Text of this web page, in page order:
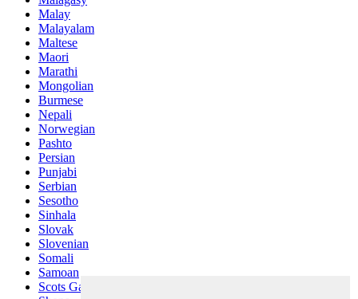
Malay
Malayalam
Maltese
Maori
Marathi
Mongolian
Burmese
Nepali
Norwegian
Pashto
Persian
Punjabi
Serbian
Sesotho
Sinhala
Slovak
Slovenian
Somali
Samoan
Scots Gaelic